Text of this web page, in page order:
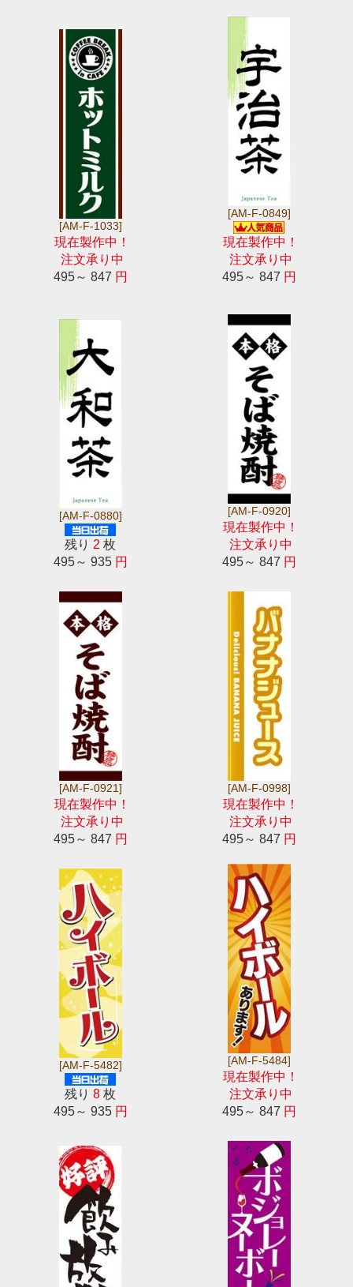
[AM-F-1033]
現在製作中！
注文承り中
495～ 847 円
[AM-F-0849]
現在製作中！
注文承り中
495～ 847 円
[AM-F-0880]
残り 2 枚
495～ 935 円
[AM-F-0920]
現在製作中！
注文承り中
495～ 847 円
[AM-F-0921]
現在製作中！
注文承り中
495～ 847 円
[AM-F-0998]
現在製作中！
注文承り中
495～ 847 円
[AM-F-5482]
残り8 枚
495～ 935 円
[AM-F-5484]
現在製作中！
注文承り中
495～ 847 円